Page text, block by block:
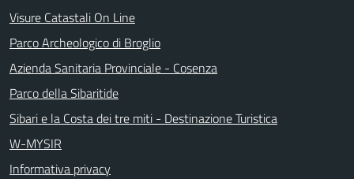
Visure Catastali On Line
Parco Archeologico di Broglio
Azienda Sanitaria Provinciale - Cosenza
Parco della Sibaritide
Sibari e la Costa dei tre miti - Destinazione Turistica
W-MYSIR
Informativa privacy